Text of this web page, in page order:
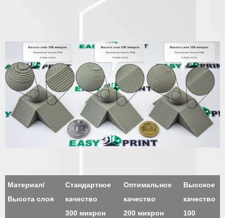
Материал/
Высота слоя
Стандартное
качество
300 микрон
Оптимальное
качество
200 микрон
Высокое
качество
100